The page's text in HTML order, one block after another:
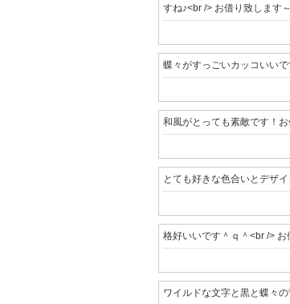
すね♪<br /> お借り致します～
蝶々がすっごいカッコいい
和風がとっても素敵です！お
とても好きな色合いとデザ
格好いいです＾ｑ＾<br />
ワイルドな文字と黒と蝶々